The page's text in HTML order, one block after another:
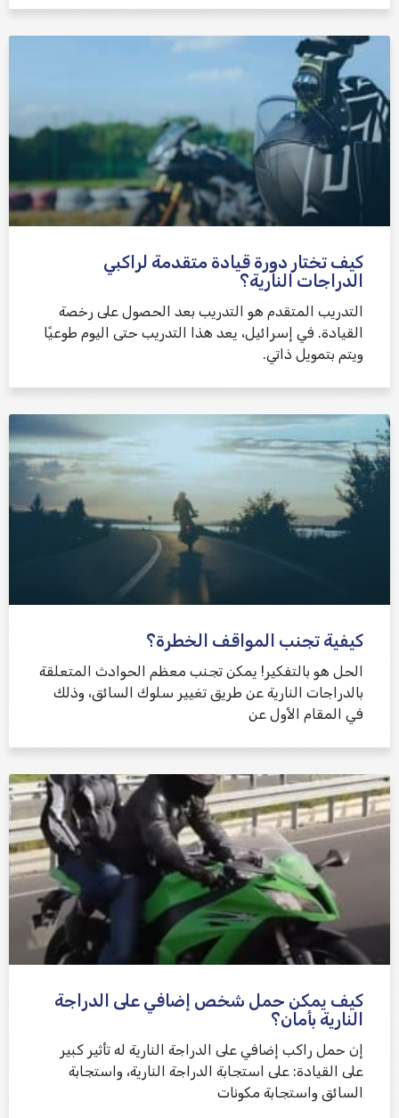
كيف تختار دورة قيادة متقدمة لراكبي
الدراجات النارية؟
التدريب المتقدم هو التدريب بعد الحصول على رخصة
القيادة. في إسرائيل، يعد هذا التدريب حتى اليوم طوعيًا
ويتم بتمويل ذاتي.
كيفية تجنب المواقف الخطرة؟
الحل هو بالتفكير! يمكن تجنب معظم الحوادث المتعلقة
بالدراجات النارية عن طريق تغيير سلوك السائق، وذلك
في المقام الأول عن
كيف يمكن حمل شخص إضافي على الدراجة
النارية بأمان؟
إن حمل راكب إضافي على الدراجة النارية له تأثير كبير
على القيادة: على استجابة الدراجة النارية، واستجابة
السائق واستجابة مكونات